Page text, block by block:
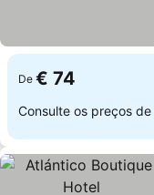
De € 74
Consulte os preços de